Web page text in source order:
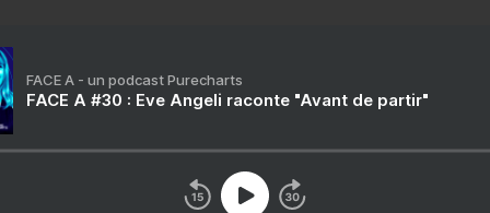
FACE A - un podcast Purecharts
FACE A #30 : Eve Angeli raconte "Avant de partir"